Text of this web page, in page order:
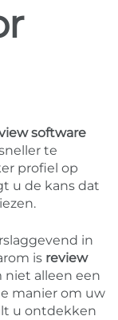
software
te
profiel op
u de kans dat
in
is review
niet alleen een
manier om uw
u ontdekken